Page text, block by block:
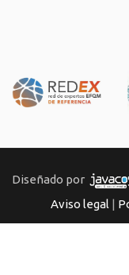
Diseñado por
Aviso legal |